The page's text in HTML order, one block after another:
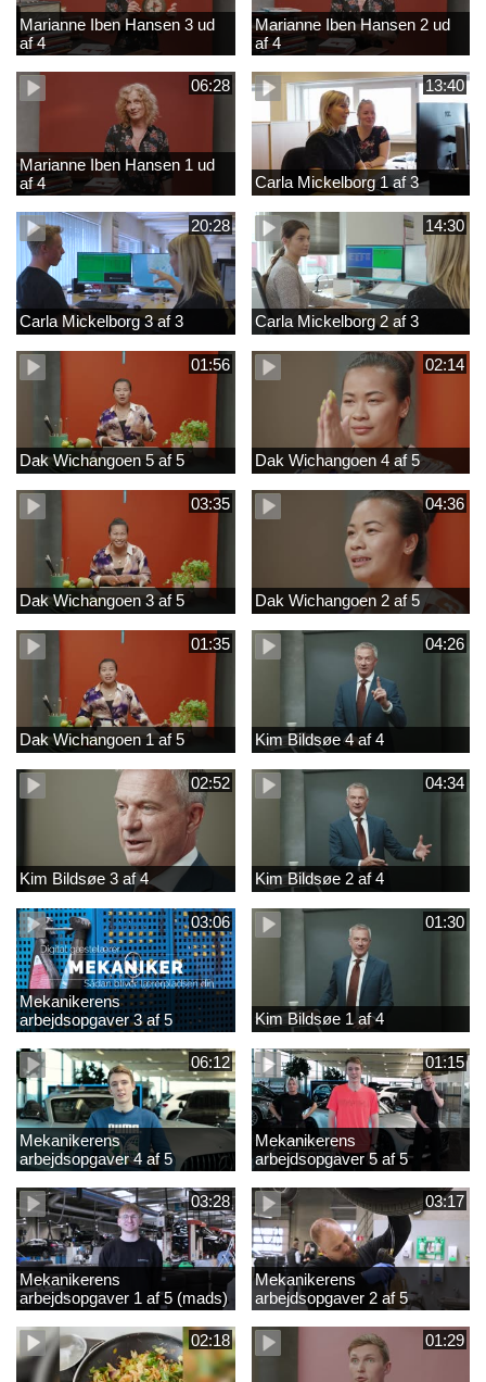
Marianne Iben Hansen 3 ud
af 4
Marianne Iben Hansen 2 ud
af 4
06:28
Marianne Iben Hansen 1 ud
af 4
13:40
Carla Mickelborg 1 af 3
20:28
Carla Mickelborg 3 af 3
14:30
Carla Mickelborg 2 af 3
01:56
Dak Wichangoen 5 af 5
02:14
Dak Wichangoen 4 af 5
03:35
Dak Wichangoen 3 af 5
04:36
Dak Wichangoen 2 af 5
01:35
Dak Wichangoen 1 af 5
04:26
Kim Bildsøe 4 af 4
02:52
Kim Bildsøe 3 af 4
04:34
Kim Bildsøe 2 af 4
03:06
Mekanikerens
arbejdsopgaver 3 af 5
(lærepladssøgning)
01:30
Kim Bildsøe 1 af 4
06:12
Mekanikerens
arbejdsopgaver 4 af 5
(Frederik Vesti)
01:15
Mekanikerens
arbejdsopgaver 5 af 5
(Frederik Vesti)
03:28
Mekanikerens
arbejdsopgaver 1 af 5 (mads)
03:17
Mekanikerens
arbejdsopgaver 2 af 5
(magnus)
02:18
01:29